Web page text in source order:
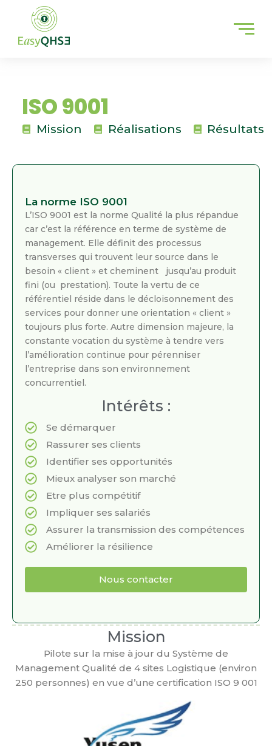
contenu
ISO 9001
Mission Réalisations Résultats
Mission
Pilote sur la mise à jour du Système de
Management Qualité de 4 sites Logistique (environ
250 personnes) en vue d’une certification ISO 9 001
La norme ISO 9001
L’ISO 9001 est la norme Qualité la plus répandue
car c’est la référence en terme de système de
management. Elle définit des processus
transverses qui trouvent leur source dans le
besoin « client » et cheminent jusqu’au produit
fini (ou prestation). Toute la vertu de ce
référentiel réside dans le décloisonnement des
services pour donner une orientation « client »
toujours plus forte. Autre dimension majeure, la
constante vocation du système à tendre vers
l’amélioration continue pour pérenniser
l’entreprise dans son environnement
concurrentiel.
Intérêts :
Se démarquer
Rassurer ses clients
Identifier ses opportunités
Mieux analyser son marché
Etre plus compétitif
Impliquer ses salariés
Assurer la transmission des compétences
Améliorer la résilience
Nous contacter